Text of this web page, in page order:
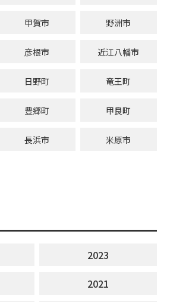
甲賀市 野洲市
彦根市 近江八幡市
日野町 竜王町
豊郷町 甲良町
長浜市 米原市
2023
2021